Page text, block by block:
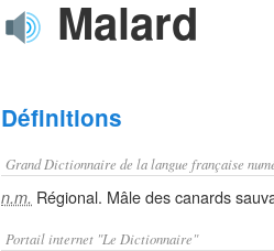
Malard
Définitions
Grand Dictionnaire de la langue française
n.m. Régional. Mâle des canards
Portail internet "Le Dictionnaire"